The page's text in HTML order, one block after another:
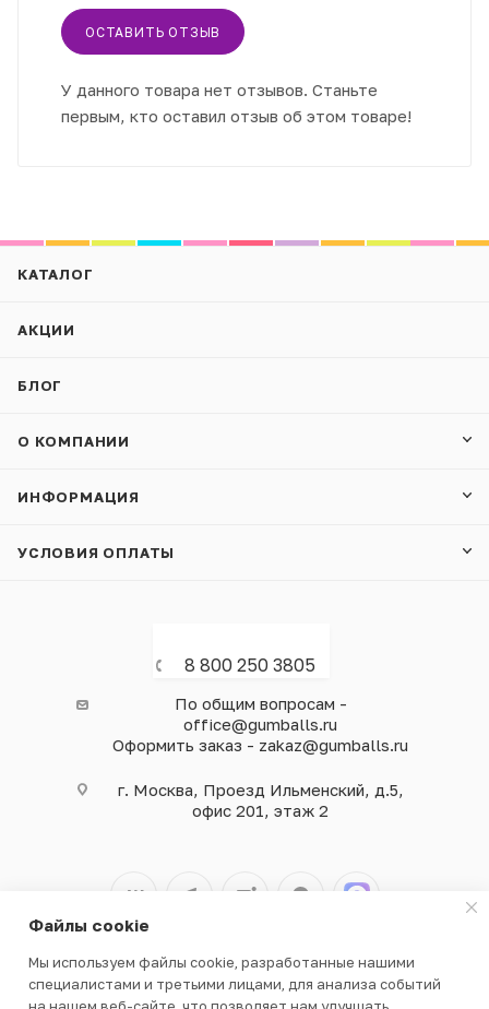
ОСТАВИТЬ ОТЗЫВ
У данного товара нет отзывов. Станьте
первым, кто оставил отзыв об этом товаре!
КАТАЛОГ
АКЦИИ
БЛОГ
О КОМПАНИИ
ИНФОРМАЦИЯ
УСЛОВИЯ ОПЛАТЫ
8 800 250 3805
По общим вопросам -
office@gumballs.ru
Оформить заказ - zakaz@gumballs.ru
г. Москва, Проезд Ильменский, д.5,
офис 201, этаж 2
2026 © ООО «ВЕНДГАМ» © 2000-2025
Файлы cookie
Мы используем файлы cookie, разработанные нашими
специалистами и третьими лицами, для анализа событий